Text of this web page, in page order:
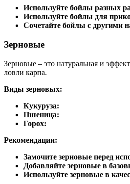
Используйте бойлы разных
Используйте бойлы для
Сочетайте бойлы с другими
Зерновые
Зерновые – это натуральная и
ловли карпа.
Виды зерновых:
Кукуруза:
Пшеница:
Горох:
Рекомендации:
Замочите зерновые перед
Добавляйте зерновые в
Используйте зерновые в